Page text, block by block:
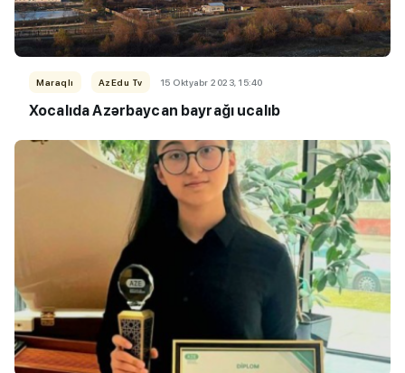
Maraqlı AzEdu Tv 15 Oktyabr 2023, 15:40
Xocalıda Azərbaycan bayrağı ucalıb